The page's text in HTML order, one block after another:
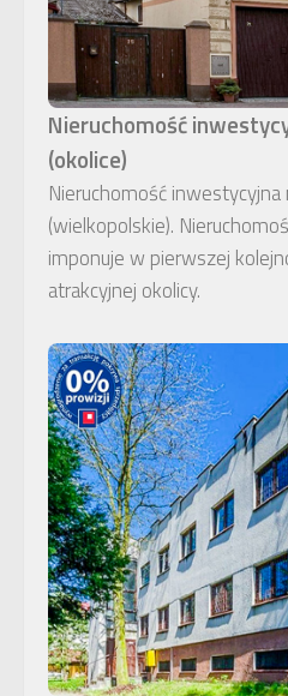
Nieruchomość
(okolice)
Nieruchomość
(wielkopolskie).
imponuje w pierwszej
atrakcyjnej okolicy.